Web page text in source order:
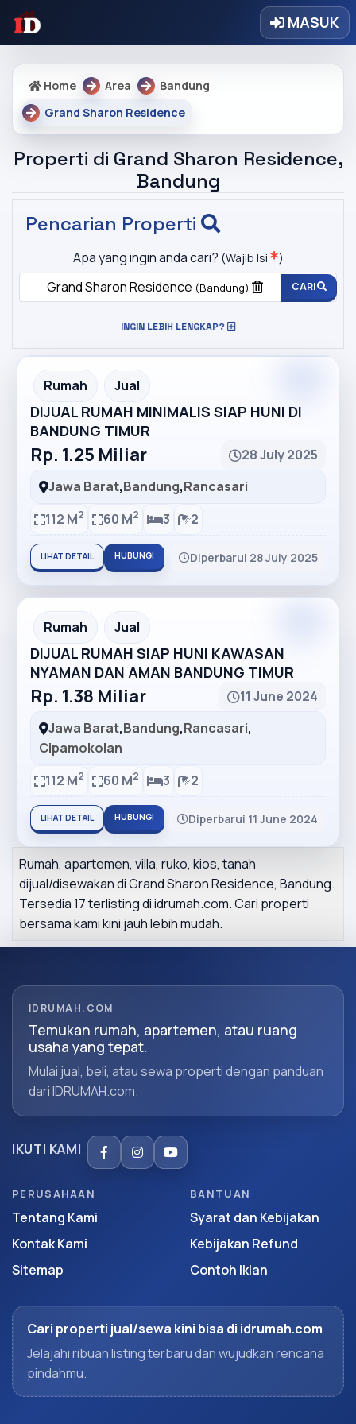
MASUK
Home Area
Bandung
Grand Sharon Residence
Properti di Grand Sharon Residence,
Bandung
Pencarian Properti
Apa yang ingin anda cari? (Wajib Isi )
Grand Sharon Residence (Bandung) CARI
INGIN LEBIH LENGKAP?
Recommended
Rumah Jual
DIJUAL RUMAH MINIMALIS SIAP HUNI DI
BANDUNG TIMUR
Rp. 1.25 Miliar
28 July 2025
Jawa Barat,Bandung,Rancasari
112 M2 60 M2 3 2
LIHAT DETAIL HUBUNGI Diperbarui 28 July 2025
Recommended
Rumah Jual
DIJUAL RUMAH SIAP HUNI KAWASAN
NYAMAN DAN AMAN BANDUNG TIMUR
Rp. 1.38 Miliar
11 June 2024
Jawa Barat,Bandung,Rancasari,
Cipamokolan
112 M2 60 M2 3 2
LIHAT DETAIL HUBUNGI Diperbarui 11 June 2024
Rumah, apartemen, villa, ruko, kios, tanah
dijual/disewakan di Grand Sharon Residence, Bandung.
Tersedia 17 terlisting di idrumah.com. Cari properti
bersama kami kini jauh lebih mudah.
IDRUMAH.COM
Temukan rumah, apartemen, atau ruang
usaha yang tepat.
Mulai jual, beli, atau sewa properti dengan panduan
dari IDRUMAH.com.
IKUTI KAMI
PERUSAHAAN
Tentang Kami
Kontak Kami
Sitemap
BANTUAN
Syarat dan Kebijakan
Kebijakan Refund
Contoh Iklan
Cari properti jual/sewa kini bisa di idrumah.com
Jelajahi ribuan listing terbaru dan wujudkan rencana
pindahmu.